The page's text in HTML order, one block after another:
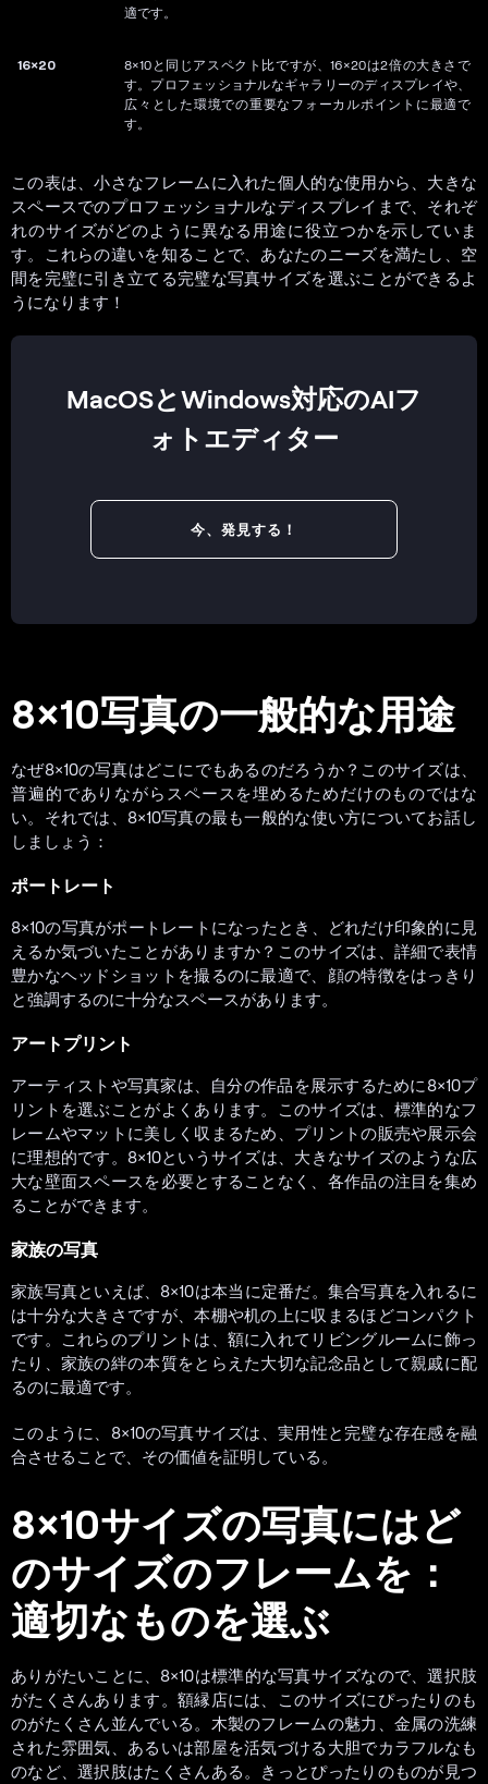
適です。
16×20
8×10と同じアスペクト比ですが、16×20は2倍の大きさで
す。プロフェッショナルなギャラリーのディスプレイや、
広々とした環境での重要なフォーカルポイントに最適で
す。
この表は、小さなフレームに入れた個人的な使用から、大きな
スペースでのプロフェッショナルなディスプレイまで、それぞ
れのサイズがどのように異なる用途に役立つかを示していま
す。これらの違いを知ることで、あなたのニーズを満たし、空
間を完璧に引き立てる完璧な写真サイズを選ぶことができるよ
うになります！
MacOSとWindows対応のAIフ
ォトエディター
今、発見する！
8×10写真の一般的な用途
なぜ8×10の写真はどこにでもあるのだろうか？このサイズは、
普遍的でありながらスペースを埋めるためだけのものではな
い。それでは、8×10写真の最も一般的な使い方についてお話し
しましょう：
ポートレート
8×10の写真がポートレートになったとき、どれだけ印象的に見
えるか気づいたことがありますか？このサイズは、詳細で表情
豊かなヘッドショットを撮るのに最適で、顔の特徴をはっきり
と強調するのに十分なスペースがあります。
アートプリント
アーティストや写真家は、自分の作品を展示するために8×10プ
リントを選ぶことがよくあります。このサイズは、標準的なフ
レームやマットに美しく収まるため、プリントの販売や展示会
に理想的です。8×10というサイズは、大きなサイズのような広
大な壁面スペースを必要とすることなく、各作品の注目を集め
ることができます。
家族の写真
家族写真といえば、8×10は本当に定番だ。集合写真を入れるに
は十分な大きさですが、本棚や机の上に収まるほどコンパクト
です。これらのプリントは、額に入れてリビングルームに飾っ
たり、家族の絆の本質をとらえた大切な記念品として親戚に配
るのに最適です。
このように、8×10の写真サイズは、実用性と完璧な存在感を融
合させることで、その価値を証明している。
8×10サイズの写真にはど
のサイズのフレームを：
適切なものを選ぶ
ありがたいことに、8×10は標準的な写真サイズなので、選択肢
がたくさんあります。額縁店には、このサイズにぴったりのも
のがたくさん並んでいる。木製のフレームの魅力、金属の洗練
された雰囲気、あるいは部屋を活気づける大胆でカラフルなも
のなど、選択肢はたくさんある。きっとぴったりのものが見つ